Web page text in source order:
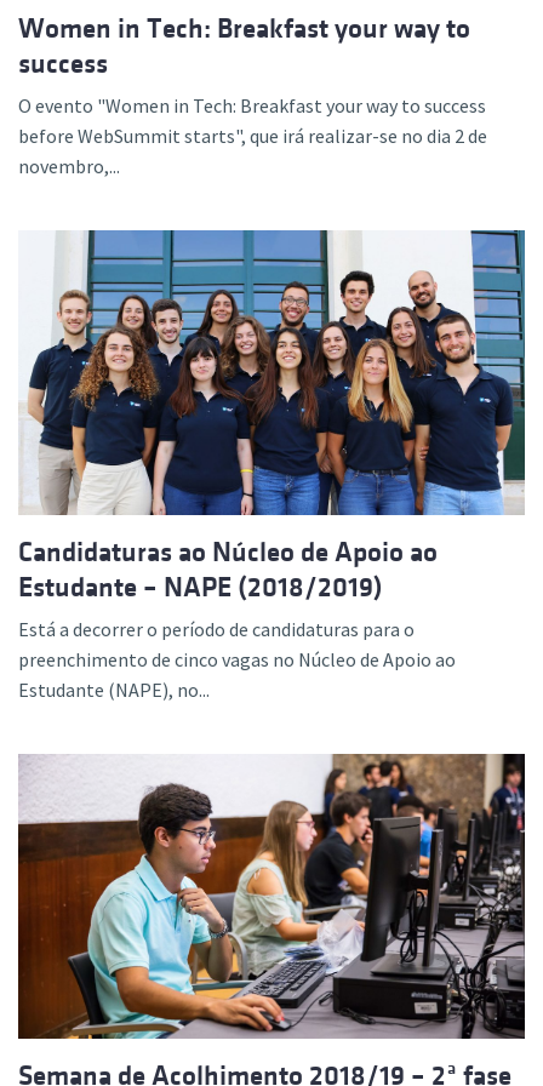
Women in Tech: Breakfast your way to
success
O evento "Women in Tech: Breakfast your way to success
before WebSummit starts", que irá realizar-se no dia 2 de
novembro,...
Candidaturas ao Núcleo de Apoio ao
Estudante – NAPE (2018/2019)
Está a decorrer o período de candidaturas para o
preenchimento de cinco vagas no Núcleo de Apoio ao
Estudante (NAPE), no...
Semana de Acolhimento 2018/19 – 2ª fase